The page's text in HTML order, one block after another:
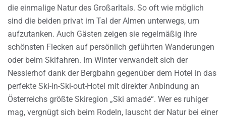
die einmalige Natur des Großarltals. So oft wie möglich
sind die beiden privat im Tal der Almen unterwegs, um
aufzutanken. Auch Gästen zeigen sie regelmäßig ihre
schönsten Flecken auf persönlich geführten Wanderungen
oder beim Skifahren. Im Winter verwandelt sich der
Nesslerhof dank der Bergbahn gegenüber dem Hotel in das
perfekte Ski-in-Ski-out-Hotel mit direkter Anbindung an
Österreichs größte Skiregion „Ski amadé“. Wer es ruhiger
mag, vergnügt sich beim Rodeln, lauscht der Natur bei einer